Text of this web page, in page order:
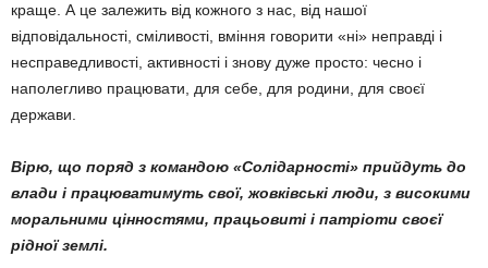
краще. А це залежить від кожного з нас, від нашої
відповідальності, сміливості, вміння говорити «ні» неправді і
несправедливості, активності і знову дуже просто: чесно і
наполегливо працювати, для себе, для родини, для своєї
держави.
Вірю, що поряд з командою «Солідарності» прийдуть до
влади і працюватимуть свої, жовківські люди, з високими
моральними цінностями, працьовиті і патріоти своєї
рідної землі.